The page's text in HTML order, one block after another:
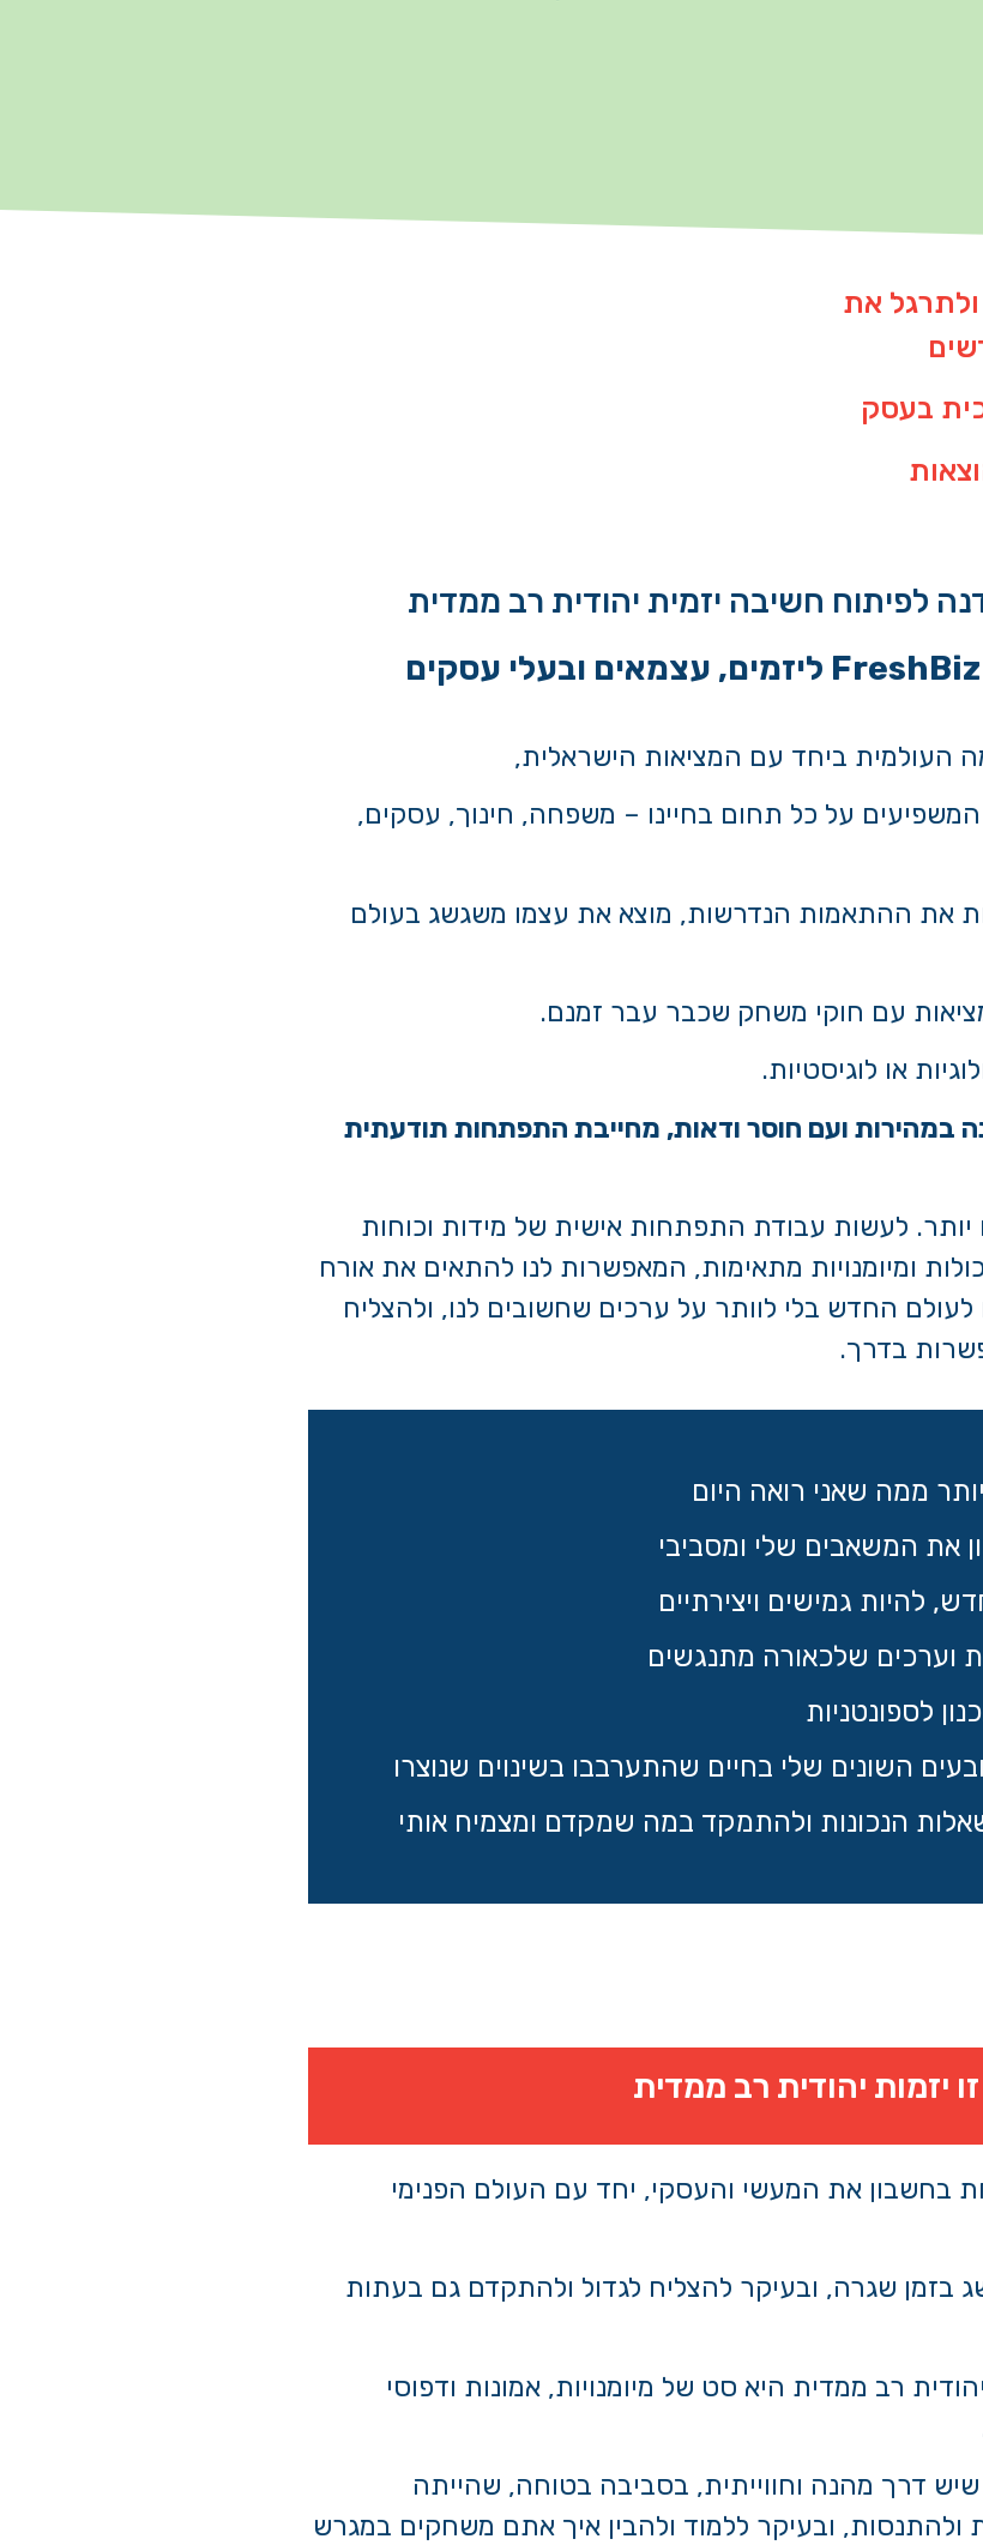
את
בעסק
לפיתוח חשיבה יזמית יהודית רב ממדית
ביחד עם המציאות הישראלית,
המשפיעים על כל תחום בחיינו – משפחה, חינוך, עסקים,
את ההתאמות הנדרשות, מוצא את עצמו משגשג בעולם
עם חוקי משחק שכבר עבר זמנם.
או לוגיסטיות.
במהירות ועם חוסר ודאות, מחייבת התפתחות תודעתית
יותר. לעשות עבודת התפתחות אישית של מידות וכוחות
ומיומנויות מתאימות, המאפשרות לנו להתאים את אורח
לעולם החדש בלי לוותר על ערכים שחשובים לנו, ולהצליח
בדרך.
ממה שאני רואה היום
את המשאבים שלי ומסביבי
להיות גמישים ויצירתיים
וערכים שלכאורה מתנגשים
לספונטניות
השונים שלי בחיים שהתערבבו בשינוים שנוצרו
הנכונות ולהתמקד במה שמקדם ומצמיח אותי
זו יזמות יהודית רב ממדית
בחשבון את המעשי והעסקי, יחד עם העולם הפנימי
בזמן שגרה, ובעיקר להצליח לגדול ולהתקדם גם בעתות
רב ממדית היא סט של מיומנויות, אמונות ודפוסי
שיש דרך מהנה וחווייתית, בסביבה בטוחה, שהייתה
ולהתנסות, ובעיקר ללמוד ולהבין איך אתם משחקים במגרש